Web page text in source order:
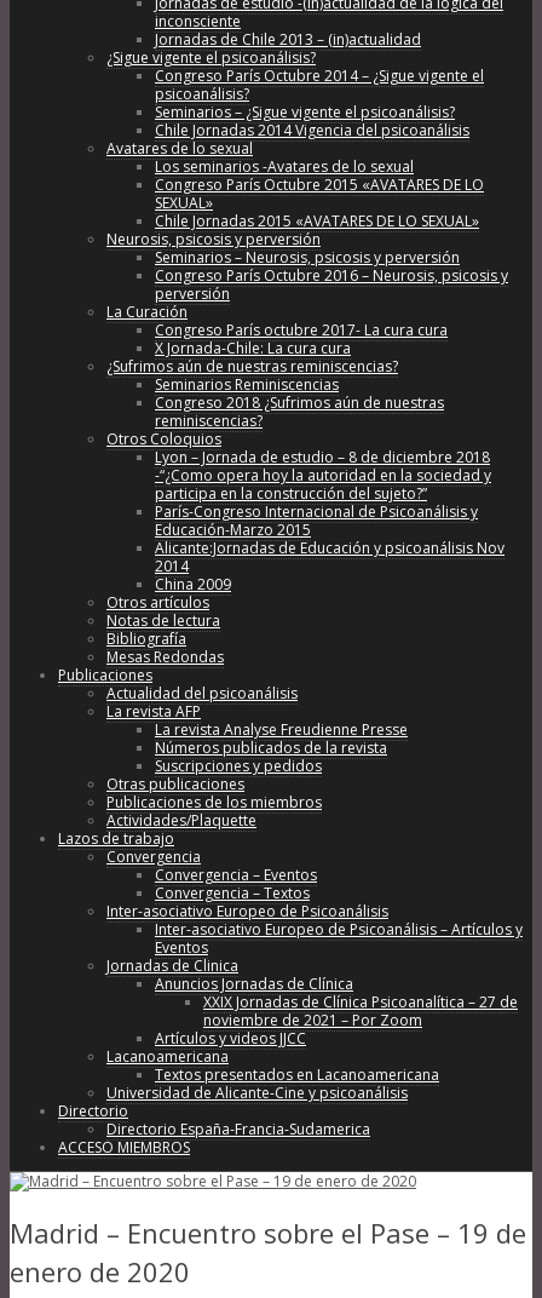
inconsciente
Jornadas de Chile 2013 – (in)actualidad
¿Sigue vigente el psicoanálisis?
Congreso París Octubre 2014 – ¿Sigue vigente el
psicoanálisis?
Seminarios – ¿Sigue vigente el psicoanálisis?
Chile Jornadas 2014 Vigencia del psicoanálisis
Avatares de lo sexual
Los seminarios -Avatares de lo sexual
Congreso París Octubre 2015 «AVATARES DE LO
SEXUAL»
Chile Jornadas 2015 «AVATARES DE LO SEXUAL»
Neurosis, psicosis y perversión
Seminarios – Neurosis, psicosis y perversión
Congreso París Octubre 2016 – Neurosis, psicosis y
perversión
La Curación
Congreso París octubre 2017- La cura cura
X Jornada-Chile: La cura cura
¿Sufrimos aún de nuestras reminiscencias?
Seminarios Reminiscencias
Congreso 2018 ¿Sufrimos aún de nuestras
reminiscencias?
Otros Coloquios
Lyon – Jornada de estudio – 8 de diciembre 2018
-“¿Como opera hoy la autoridad en la sociedad y
participa en la construcción del sujeto?”
París-Congreso Internacional de Psicoanálisis y
Educación-Marzo 2015
Alicante:Jornadas de Educación y psicoanálisis Nov
2014
China 2009
Otros artículos
Notas de lectura
Bibliografía
Mesas Redondas
Publicaciones
Actualidad del psicoanálisis
La revista AFP
La revista Analyse Freudienne Presse
Números publicados de la revista
Suscripciones y pedidos
Otras publicaciones
Publicaciones de los miembros
Actividades/Plaquette
Lazos de trabajo
Convergencia
Convergencia – Eventos
Convergencia – Textos
Inter-asociativo Europeo de Psicoanálisis
Inter-asociativo Europeo de Psicoanálisis – Artículos y
Eventos
Jornadas de Clinica
Anuncios Jornadas de Clínica
XXIX Jornadas de Clínica Psicoanalítica – 27 de
noviembre de 2021 – Por Zoom
Artículos y videos JJCC
Lacanoamericana
Textos presentados en Lacanoamericana
Universidad de Alicante-Cine y psicoanálisis
Directorio
Directorio España-Francia-Sudamerica
ACCESO MIEMBROS
Madrid – Encuentro sobre el Pase – 19 de
enero de 2020